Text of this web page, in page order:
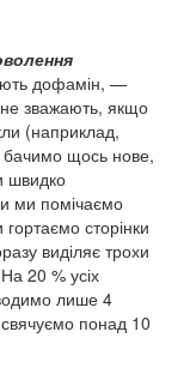
дофамін, —
зважають, якщо
(наприклад,
щось нове,
швидко
ми помічаємо
сторінки
виділяє трохи
20 % усіх
лише 4
понад 10